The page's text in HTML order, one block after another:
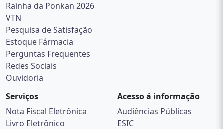
Rainha da Ponkan 2026
VTN
Pesquisa de Satisfação
Estoque Fármacia
Perguntas Frequentes
Redes Sociais
Ouvidoria
Serviços
Nota Fiscal Eletrônica
Livro Eletrônico
Acesso á informação
Audiências Públicas
ESIC